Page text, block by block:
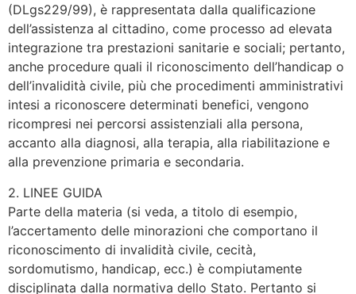
(DLgs229/99), è rappresentata dalla qualificazione
dell’assistenza al cittadino, come processo ad elevata
integrazione tra prestazioni sanitarie e sociali; pertanto,
anche procedure quali il riconoscimento dell’handicap o
dell’invalidità civile, più che procedimenti amministrativi
intesi a riconoscere determinati benefici, vengono
ricompresi nei percorsi assistenziali alla persona,
accanto alla diagnosi, alla terapia, alla riabilitazione e
alla prevenzione primaria e secondaria.
2. LINEE GUIDA
Parte della materia (si veda, a titolo di esempio,
l’accertamento delle minorazioni che comportano il
riconoscimento di invalidità civile, cecità,
sordomutismo, handicap, ecc.) è compiutamente
disciplinata dalla normativa dello Stato. Pertanto si